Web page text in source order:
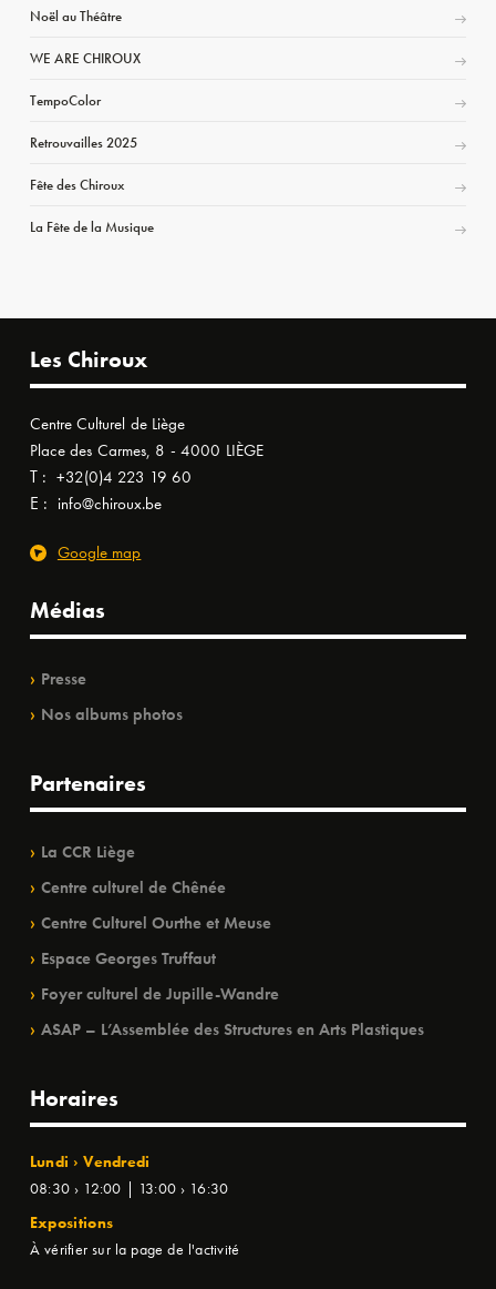
Noël au Théâtre
WE ARE CHIROUX
TempoColor
Retrouvailles 2025
Fête des Chiroux
La Fête de la Musique
Les Chiroux
Centre Culturel de Liège
Place des Carmes, 8 - 4000 LIÈGE
T : +32(0)4 223 19 60
E : info@chiroux.be
Google map
Médias
Presse
Nos albums photos
Partenaires
La CCR Liège
Centre culturel de Chênée
Centre Culturel Ourthe et Meuse
Espace Georges Truffaut
Foyer culturel de Jupille-Wandre
ASAP – L’Assemblée des Structures en Arts Plastiques
Horaires
Lundi › Vendredi
08:30 › 12:00 | 13:00 › 16:30
Expositions
À vérifier sur la page de l'activité